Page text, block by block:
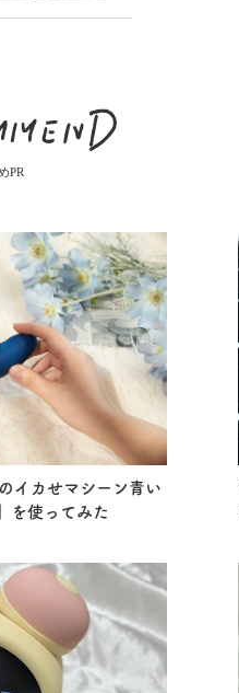
PR
イカせマシーン青い
を使ってみた